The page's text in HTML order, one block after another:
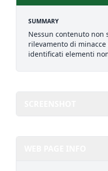
SUMMARY
Nessun contenuto non
rilevamento di minacce
identificati elementi